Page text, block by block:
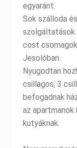
egyaránt.
Sok szálloda
szolgáltatások
cost
Jesolóban.
Nyugodtan
csillagos, 3
befogadnak
az
kutyáknak.